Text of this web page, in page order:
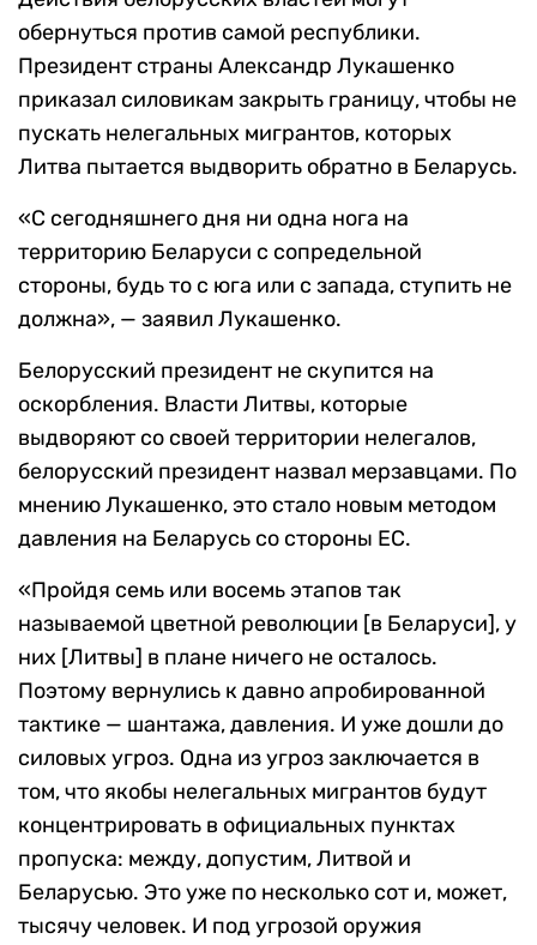
обернуться против самой республики.
Президент страны Александр Лукашенко
приказал силовикам закрыть границу, чтобы не
пускать нелегальных мигрантов, которых
Литва пытается выдворить обратно в Беларусь.
«С сегодняшнего дня ни одна нога на
территорию Беларуси с сопредельной
стороны, будь то с юга или с запада, ступить не
должна», — заявил Лукашенко.
Белорусский президент не скупится на
оскорбления. Власти Литвы, которые
выдворяют со своей территории нелегалов,
белорусский президент назвал мерзавцами. По
мнению Лукашенко, это стало новым методом
давления на Беларусь со стороны ЕС.
«Пройдя семь или восемь этапов так
называемой цветной революции [в Беларуси], у
них [Литвы] в плане ничего не осталось.
Поэтому вернулись к давно апробированной
тактике — шантажа, давления. И уже дошли до
силовых угроз. Одна из угроз заключается в
том, что якобы нелегальных мигрантов будут
концентрировать в официальных пунктах
пропуска: между, допустим, Литвой и
Беларусью. Это уже по несколько сот и, может,
тысячу человек. И под угрозой оружия